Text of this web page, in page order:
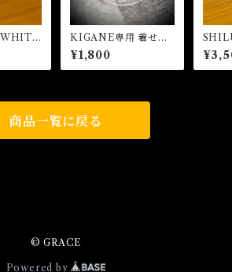
KIGANE専用 着せ替
えパーツ(クリア)
¥1,800
商品一覧に戻る
© GRACE
Powered by